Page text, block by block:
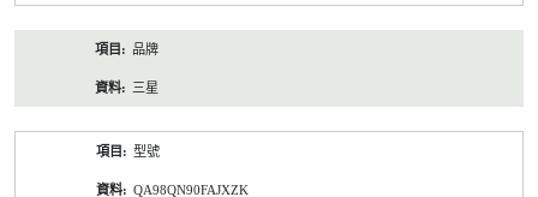
品牌
三星
型號
QA98QN90FAJXZK